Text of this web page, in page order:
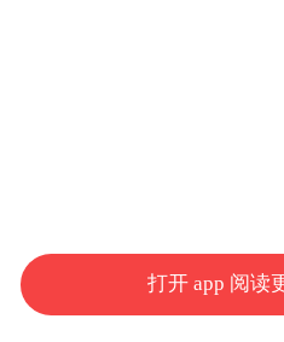
打开 app 阅读